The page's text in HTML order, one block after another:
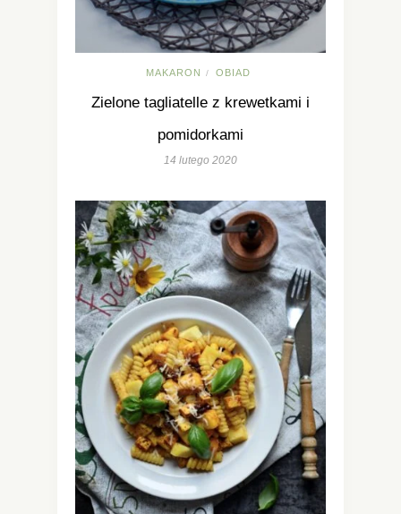
MAKARON / OBIAD
Zielone tagliatelle z krewetkami i
pomidorkami
14 lutego 2020